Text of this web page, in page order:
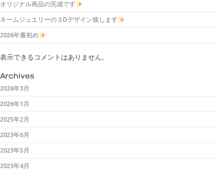
オリジナル商品の完成です
ネームジュエリーの３Dデザイン致します
2026年書初め
表示できるコメントはありません。
Archives
2026年3月
2026年1月
2025年2月
2023年6月
2023年5月
2023年4月